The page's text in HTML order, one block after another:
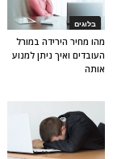
בלוגים
מהו מחיר הירידה במורל
העובדים ואיך ניתן למנוע
אותה